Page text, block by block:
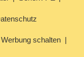
Werbung schalten